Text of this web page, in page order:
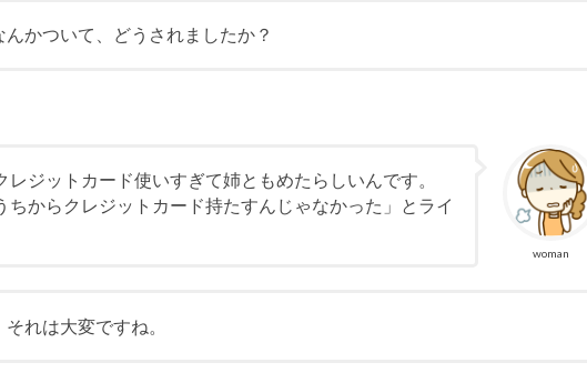
んかついて、どうされましたか？
woman
ジットカード使いすぎて姉ともめたらしいんです。
ちからクレジットカード持たすんじゃなかった」とライ
れは大変ですね。